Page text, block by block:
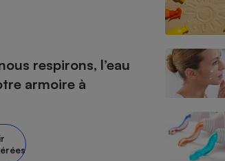
respirons, l’eau
armoire à